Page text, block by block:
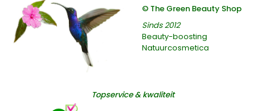
© The Green Beauty Shop
Sinds 2012
Beauty-boosting
Natuurcosmetica
Topservice & kwaliteit